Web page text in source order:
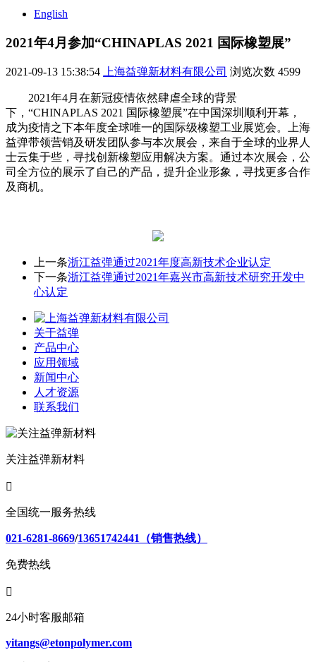
English
2021年4月参加“CHINAPLAS 2021 国际橡塑展”
2021-09-13 15:38:54 上海益弹新材料有限公司 浏览次数 4599
2021年4月在新冠疫情依然肆虐全球的背景
下，“CHINAPLAS 2021 国际橡塑展”在中国深圳顺利开幕，
成为疫情之下本年度全球唯一的国际级橡塑工业展览会。上海
益弹带领营销及研发团队参与本次展会，来自于全球的业界人
士云集于些，寻找创新橡塑应用解决方案。通过本次展会，公
司全方位的展示了自己的产品，提升企业形象，寻找更多合作
及商机。
上一条浙江益弹通过2021年度高新技术企业认定
下一条浙江益弹通过2021年嘉兴市高新技术研究开发中
心认定
关于益弹
产品中心
应用领域
新闻中心
人才资源
联系我们
关注益弹新材料

全国统一服务热线
021-6281-8669/13651742441（销售热线）
免费热线

24小时客服邮箱
yitangs@etonpolymer.com